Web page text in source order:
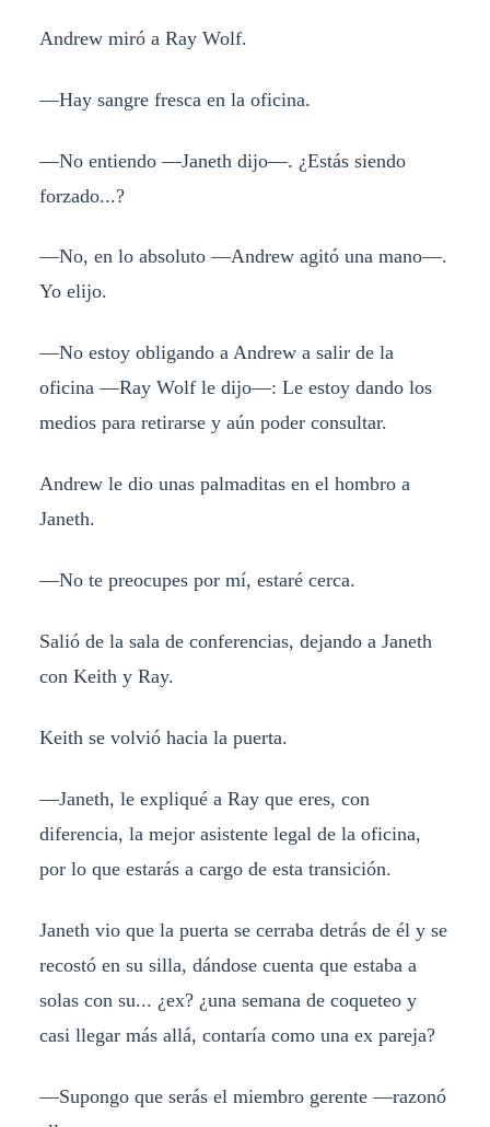
Andrew miró a Ray Wolf.
—Hay sangre fresca en la oficina.
—No entiendo —Janeth dijo—. ¿Estás siendo
forzado...?
—No, en lo absoluto —Andrew agitó una mano—.
Yo elijo.
—No estoy obligando a Andrew a salir de la
oficina —Ray Wolf le dijo—: Le estoy dando los
medios para retirarse y aún poder consultar.
Andrew le dio unas palmaditas en el hombro a
Janeth.
—No te preocupes por mí, estaré cerca.
Salió de la sala de conferencias, dejando a Janeth
con Keith y Ray.
Keith se volvió hacia la puerta.
—Janeth, le expliqué a Ray que eres, con
diferencia, la mejor asistente legal de la oficina,
por lo que estarás a cargo de esta transición.
Janeth vio que la puerta se cerraba detrás de él y se
recostó en su silla, dándose cuenta que estaba a
solas con su... ¿ex? ¿una semana de coqueteo y
casi llegar más allá, contaría como una ex pareja?
—Supongo que serás el miembro gerente —razonó